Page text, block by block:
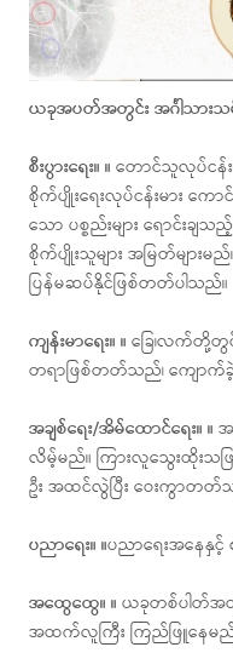
ယခုအပတ်အတွင်း အင်္ဂါသား
စီးပွားရေး။ ။ တောင်သူလုပ်ငန်
စိုက်ပျိုးရေးလုပ်ငန်းမား ကေ
သော ပစ္စည်းများ ရောင်းချ
စိုက်ပျိုးသူများ အမြတ်များ
ပြန်မဆပ်နိုင်ဖြစ်တတ်ပါသည်။
ကျန်းမာရေး။ ။ ခြေ၊လက်တို့
တရာဖြစ်တတ်သည်၊ ကျော
အချစ်ရေး/အိမ်ထောင်ရေး။ ။
လိမ့်မည်။ ကြားလူသွေးထိုးသ
ဦး အထင်လွဲပြီး ဝေးကွာတတ်
ပညာရေး။ ။ပညာရေးအနေနှင့်
အထွေထွေ။ ။ ယခုတစ်ပါတ်အတွ
အထက်လူကြီး ကြည်ဖြူနေမ